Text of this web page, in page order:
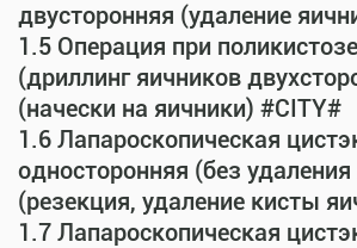
двусторонняя (удаление
1.5 Операция при
(дриллинг яичников
(начески на яичники) #CITY#
1.6 Лапароскопическая
односторонняя (без
(резекция, удаление кисты
1.7 Лапароскопическая